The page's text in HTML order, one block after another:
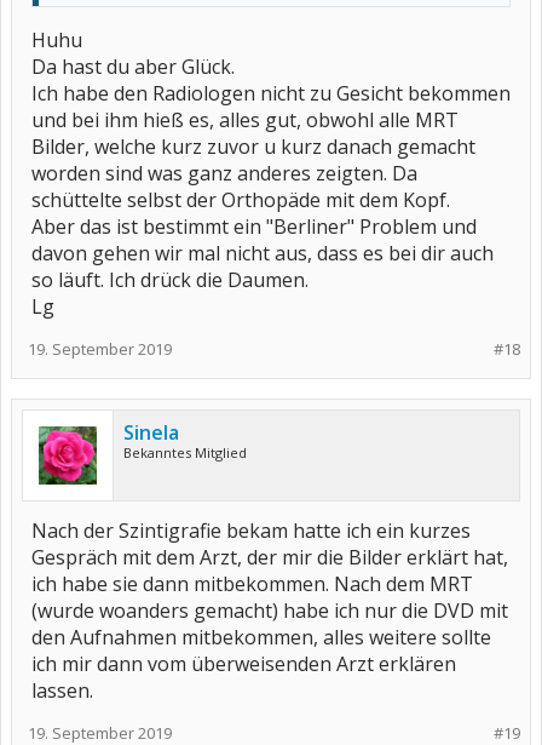
Huhu
Da hast du aber Glück.
Ich habe den Radiologen nicht zu Gesicht bekommen
und bei ihm hieß es, alles gut, obwohl alle MRT
Bilder, welche kurz zuvor u kurz danach gemacht
worden sind was ganz anderes zeigten. Da
schüttelte selbst der Orthopäde mit dem Kopf.
Aber das ist bestimmt ein "Berliner" Problem und
davon gehen wir mal nicht aus, dass es bei dir auch
so läuft. Ich drück die Daumen.
Lg
#18
19. September 2019
Sinela
Bekanntes Mitglied
Nach der Szintigrafie bekam hatte ich ein kurzes
Gespräch mit dem Arzt, der mir die Bilder erklärt hat,
ich habe sie dann mitbekommen. Nach dem MRT
(wurde woanders gemacht) habe ich nur die DVD mit
den Aufnahmen mitbekommen, alles weitere sollte
ich mir dann vom überweisenden Arzt erklären
lassen.
#19
19. September 2019